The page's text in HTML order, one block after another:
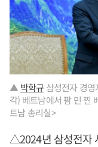
▲ 박학규 삼성전자 경
각) 베트남에서 팜 민 찐
트남 총리실>
△2024년 삼성전자